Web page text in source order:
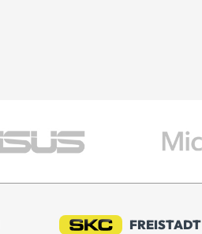
FREISTADT